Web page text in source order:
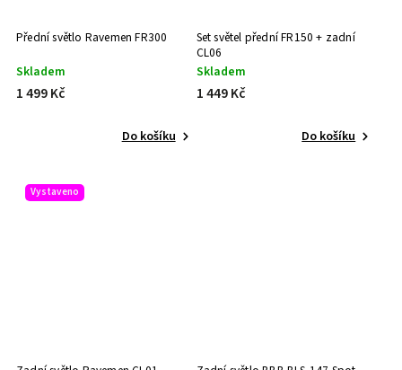
Přední světlo Ravemen FR300
Skladem
1 499 Kč
Do košíku
Set světel přední FR150 + zadní
CL06
Skladem
1 449 Kč
Do košíku
Vystaveno